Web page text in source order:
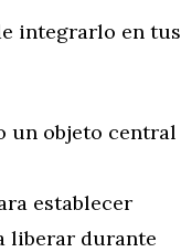
integrarlo en tus
un objeto central
establecer
liberar durante